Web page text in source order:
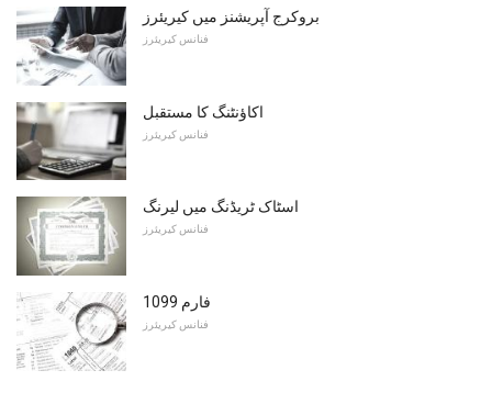
بروکرج آپریشنز میں کیریئرز
فنانس کیریئرز
اکاؤنٹنگ کا مستقبل
فنانس کیریئرز
اسٹاک ٹریڈنگ میں لیرنگ
فنانس کیریئرز
فارم 1099
فنانس کیریئرز